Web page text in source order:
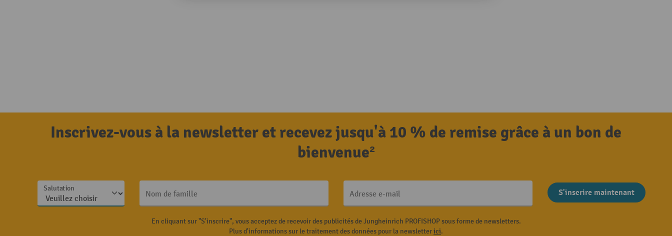
Inscrivez-vous à la newsletter et recevez jusqu'à 10 % de remise grâce à un bon de
bienvenue²
Salutation
Nom de famille Adresse e-mail S'inscrire maintenant
En cliquant sur "S'inscrire", vous acceptez de recevoir des publicités de Jungheinrich PROFISHOP sous forme de newsletters.
Plus d'informations sur le traitement des données pour la newsletterici.